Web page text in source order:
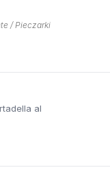
/ Pieczarki
al